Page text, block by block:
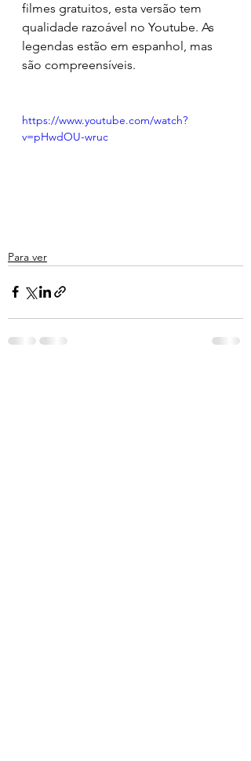
filmes gratuitos, esta versão tem
qualidade razoável no Youtube. As
legendas estão em espanhol, mas
são compreensíveis.
https://www.youtube.com/watch?
v=pHwdOU-wruc
Para ver